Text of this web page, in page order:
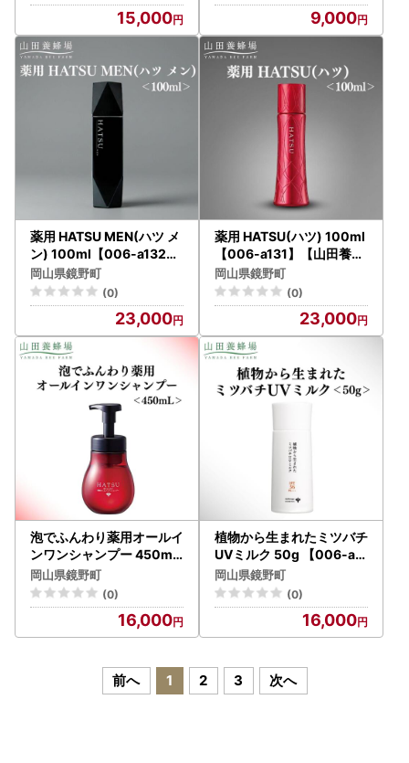
15,000 9,000
薬用 HATSU MEN(ハツ メ
ン) 100ml【006-a132】
【山田養蜂場】
岡山県鏡野町
(0)
23,000
薬用 HATSU(ハツ) 100ml
【006-a131】【山田養蜂
場】
岡山県鏡野町
(0)
23,000
泡でふんわり薬用オールイ
ンワンシャンプー 450mL
【006-a130】【山田養蜂
場】
岡山県鏡野町
(0)
16,000
植物から生まれたミツバチ
UVミルク 50g 【006-a1
29】【山田養蜂場】
岡山県鏡野町
(0)
16,000
前へ 1 2 3 次へ